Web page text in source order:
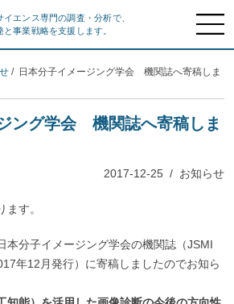
イエンス専門の調査・分析で、
と事業戦略を支援します。
/ 日本分子イメージング学会 機関誌へ寄稿しま
ング学会 機関誌へ寄稿しま
2017-12-25 / お知らせ
す。
分子イメージング学会の機関誌（JSMI
年12月発行）に寄稿しましたのでお知ら